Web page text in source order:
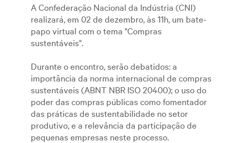
A Confederação Nacional da Indústria (CNI)
realizará, em 02 de dezembro, às 11h, um bate-
papo virtual com o tema "Compras
sustentáveis".
Durante o encontro, serão debatidos: a
importância da norma internacional de compras
sustentáveis (ABNT NBR ISO 20400); o uso do
poder das compras públicas como fomentador
das práticas de sustentabilidade no setor
produtivo, e a relevância da participação de
pequenas empresas neste processo.